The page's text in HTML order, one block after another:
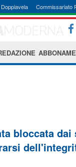
Doppiavela Commissariato
bloccata